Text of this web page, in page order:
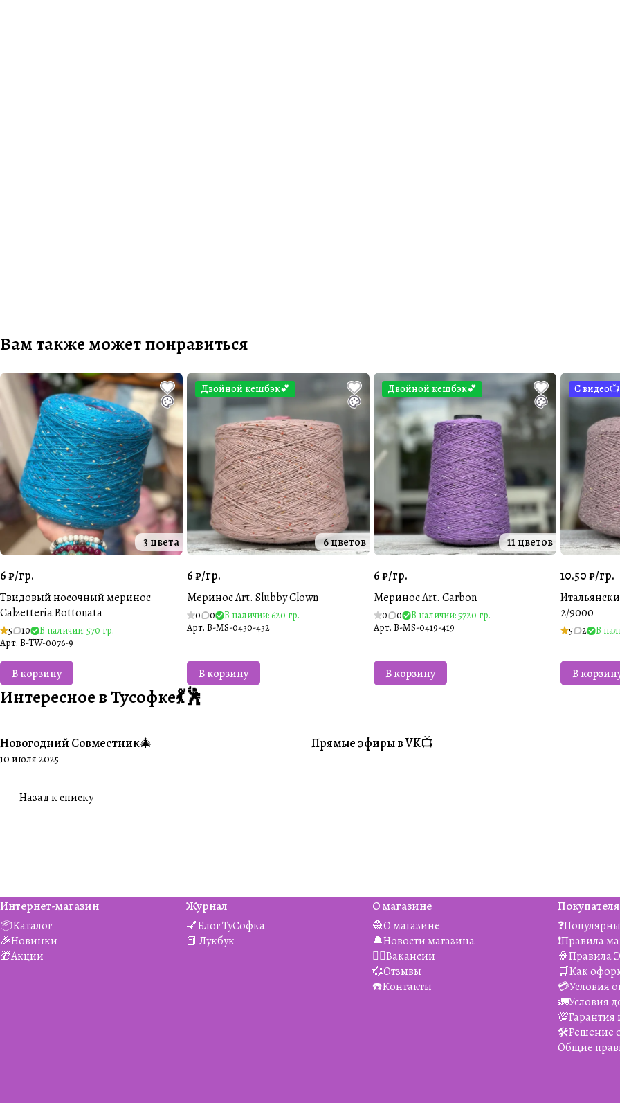
Вам также может понравиться
3 цвета
6 ₽/гр.
Твидовый носочный меринос
Calzetteria Bottonata
5 10
В наличии: 570 гр.
Арт. B-TW-0076-9
В корзину
Двойной кешбэк💕
6 цветов
6 ₽/гр.
Меринос Art. Slubby Clown
0 0
В наличии: 620 гр.
Арт. B-MS-0430-432
В корзину
Двойной кешбэк💕
11 цветов
6 ₽/гр.
Меринос Art. Carbon
0 0
В наличии: 5720 гр.
Арт. B-MS-0419-419
В корзину
С видео📺
10.50 ₽/гр.
2/9000
5 2 В
В
Интересное в Тусофке💃🕺
#Совместники
Новогодний Совместник🎄
10 июля 2025
#Житуха
Прямые эфиры в VK📺
Назад к списку
Интернет-магазин
📦Каталог
🎉Новинки
🎁Акции
Журнал
💅Блог ТуСофка
📕 Лукбук
О магазине
🧶О магазине
🔔Новости магазина
👯‍♀️Вакансии
💞Отзывы
☎️Контакты
❗️Правила
🍿Правила
🛒Как
💳Условия
🚛Условия
💯Гарантия
🛠️Решение
Общие